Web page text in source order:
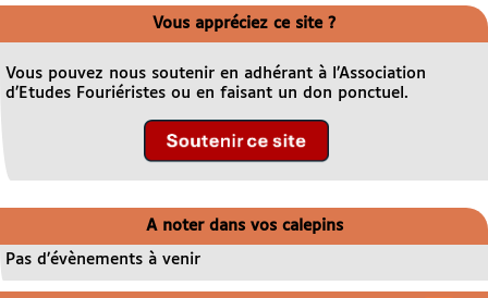
Vous appréciez ce site ?
Vous pouvez nous soutenir en adhérant à l’Association
d’Etudes Fouriéristes ou en faisant un don ponctuel.
A noter dans vos calepins
Pas d’évènements à venir